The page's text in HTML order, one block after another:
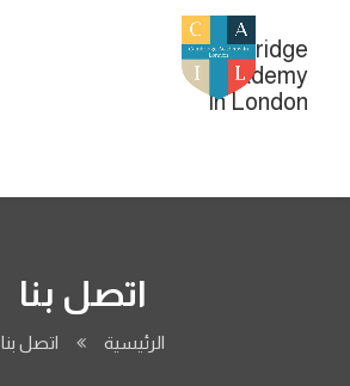
Cambridge
Academy
In London
اتصل بنا
الرئيسية اتصل بنا